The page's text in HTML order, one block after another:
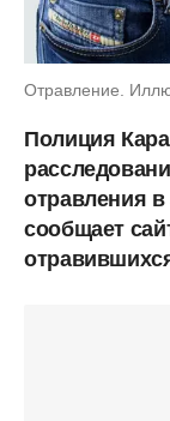
Отравление.
Полиция
отравления
сообщает